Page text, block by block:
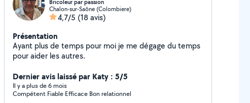
Bricoleur par passion
Chalon-sur-Saône (Colombiere)
4,7/5 (18 avis)
Présentation
Ayant plus de temps pour moi je me dégage du temps
pour aider les autres.
Dernier avis laissé par Katy : 5/5
Il y a plus de 6 mois
Compétent Fiable Efficace Bon relationnel